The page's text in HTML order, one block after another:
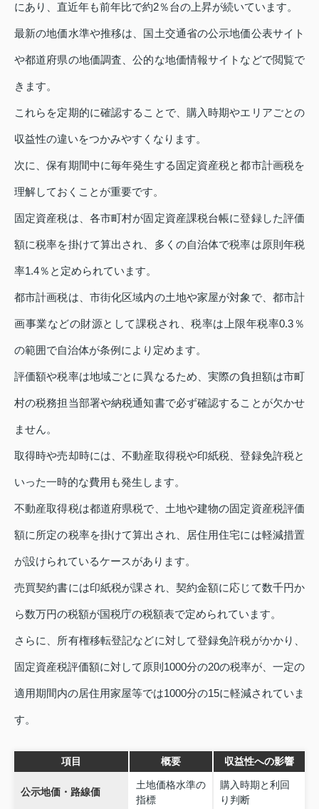
にあり、直近年も前年比で約2％台の上昇が続いています。
最新の地価水準や推移は、国土交通省の公示地価公表サイト
や都道府県の地価調査、公的な地価情報サイトなどで閲覧で
きます。
これらを定期的に確認することで、購入時期やエリアごとの
収益性の違いをつかみやすくなります。
次に、保有期間中に毎年発生する固定資産税と都市計画税を
理解しておくことが重要です。
固定資産税は、各市町村が固定資産課税台帳に登録した評価
額に税率を掛けて算出され、多くの自治体で税率は原則年税
率1.4％と定められています。
都市計画税は、市街化区域内の土地や家屋が対象で、都市計
画事業などの財源として課税され、税率は上限年税率0.3％
の範囲で自治体が条例により定めます。
評価額や税率は地域ごとに異なるため、実際の負担額は市町
村の税務担当部署や納税通知書で必ず確認することが欠かせ
ません。
取得時や売却時には、不動産取得税や印紙税、登録免許税と
いった一時的な費用も発生します。
不動産取得税は都道府県税で、土地や建物の固定資産税評価
額に所定の税率を掛けて算出され、居住用住宅には軽減措置
が設けられているケースがあります。
売買契約書には印紙税が課され、契約金額に応じて数千円か
ら数万円の税額が国税庁の税額表で定められています。
さらに、所有権移転登記などに対して登録免許税がかかり、
固定資産税評価額に対して原則1000分の20の税率が、一定の
適用期間内の居住用家屋等では1000分の15に軽減されていま
す。
項目 概要 収益性への影響
公示地価・路線価
土地価格水準の
指標
購入時期と利回
り判断